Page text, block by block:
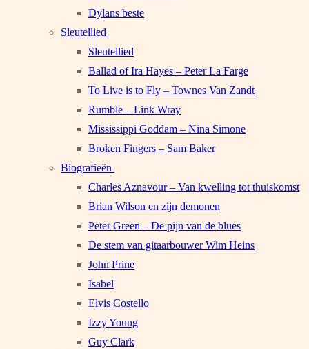
Dylans beste
Sleutellied
Sleutellied
Ballad of Ira Hayes – Peter La Farge
To Live is to Fly – Townes Van Zandt
Rumble – Link Wray
Mississippi Goddam – Nina Simone
Broken Fingers – Sam Baker
Biografieën
Charles Aznavour – Van kwelling tot thuiskomst
Brian Wilson en zijn demonen
Peter Green – De pijn van de blues
De stem van gitaarbouwer Wim Heins
John Prine
Isabel
Elvis Costello
Izzy Young
Guy Clark